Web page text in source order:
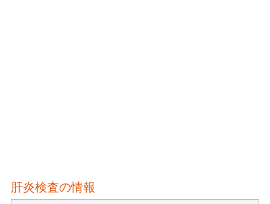
肝炎検査の情報